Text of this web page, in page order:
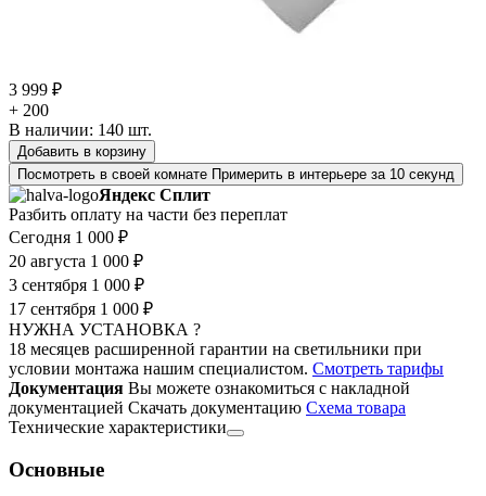
3 999 ₽
+ 200
В наличии: 140 шт.
Добавить в корзину
Посмотреть в своей комнате Примерить в интерьере за 10 секунд
Яндекс Сплит
Разбить оплату на части без переплат
Сегодня 1 000 ₽
20 августа 1 000 ₽
3 сентября 1 000 ₽
17 сентября 1 000 ₽
НУЖНА УСТАНОВКА ?
18 месяцев расширенной гарантии на светильники при
условии монтажа нашим специалистом. Смотреть тарифы
Документация Вы можете ознакомиться с накладной
документацией Скачать документацию Cхема товара
Технические характеристики
Основные